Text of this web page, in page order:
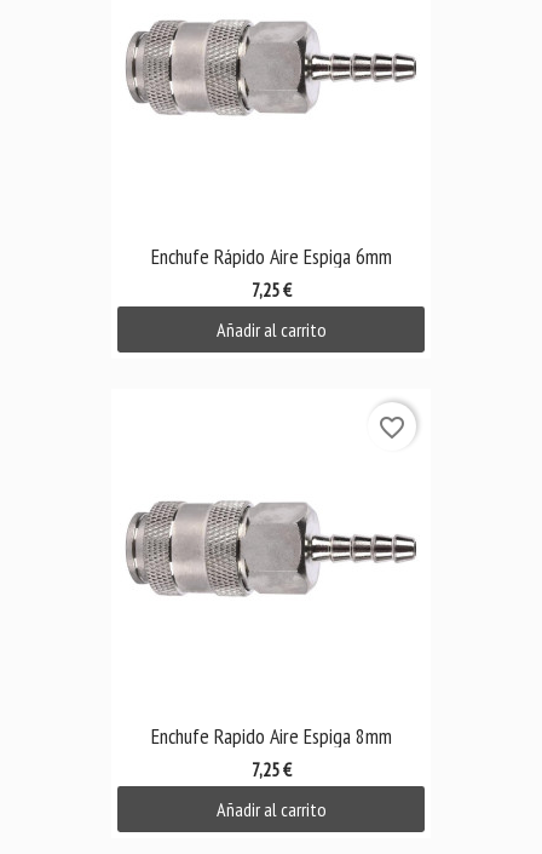
Enchufe Rápido Aire Espiga 6mm
7,25 €
Añadir al carrito
Enchufe Rapido Aire Espiga 8mm
7,25 €
Añadir al carrito
favorite_border